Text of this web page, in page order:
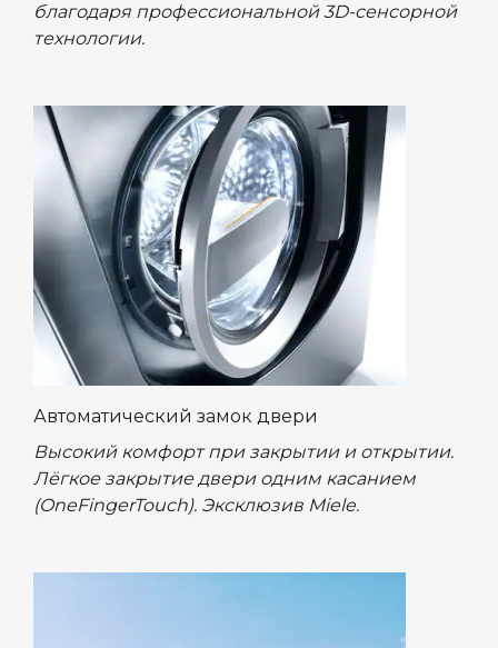
благодаря профессиональной 3D-сенсорной
технологии.
Автоматический замок двери
Высокий комфорт при закрытии и открытии.
Лёгкое закрытие двери одним касанием
(OneFingerTouch). Эксклюзив Miele.